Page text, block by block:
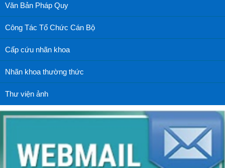
Văn Bản Pháp Quy
Công Tác Tổ Chức Cán Bộ
Cấp cứu nhãn khoa
Nhãn khoa thường thức
Thư viện ảnh